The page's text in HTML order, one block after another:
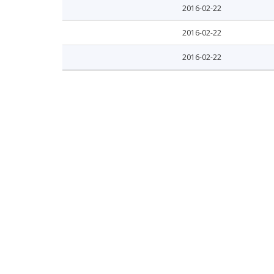
2016-02-22
2016-02-22
2016-02-22